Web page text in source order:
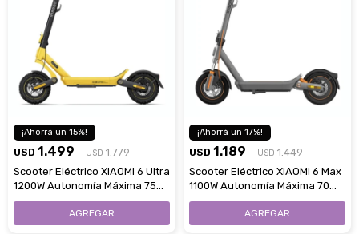
15
USD 1.499 USD 1.779
Scooter Eléctrico XIAOMI 6 Ultra
1200W Autonomía Máxima 75
Km
17
USD 1.189 USD 1.449
Scooter Eléctrico XIAOMI 6 Max
1100W Autonomía Máxima 70
Km